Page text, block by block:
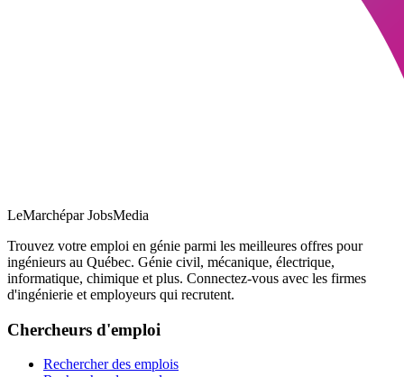
LeMarchépar JobsMedia
Trouvez votre emploi en génie parmi les meilleures offres pour
ingénieurs au Québec. Génie civil, mécanique, électrique,
informatique, chimique et plus. Connectez-vous avec les firmes
d'ingénierie et employeurs qui recrutent.
Chercheurs d'emploi
Rechercher des emplois